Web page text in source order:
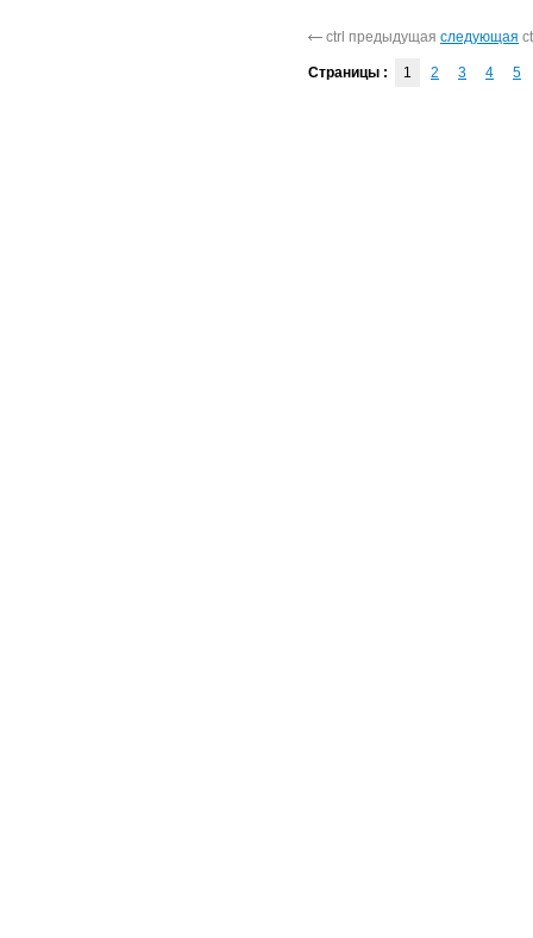
ctrl предыдущая следующая
Страницы : 1 2 3 4 5